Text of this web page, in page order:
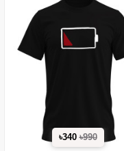
৳340৳990